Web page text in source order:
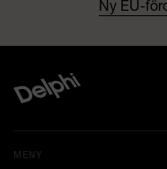
Ny EU-
MENY